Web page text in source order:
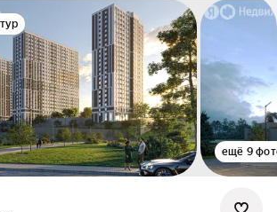
ещё 9